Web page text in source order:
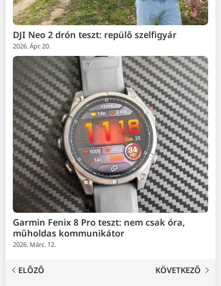
DJI Neo 2 drón teszt: repülő szelfigyár
2026. Ápr. 20.
Garmin Fenix 8 Pro teszt: nem csak óra,
műholdas kommunikátor
2026. Márc. 12.
ELŐZŐ KÖVETKEZŐ